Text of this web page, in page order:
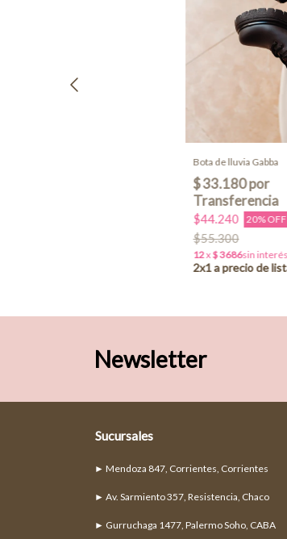
Bota de lluvia Gabba
$44.240 20% OFF
$55.300
Newsletter
Sucursales
► Mendoza 847, Corrientes, Corrientes
► Av. Sarmiento 357, Resistencia, Chaco
► Gurruchaga 1477, Palermo Soho, CABA